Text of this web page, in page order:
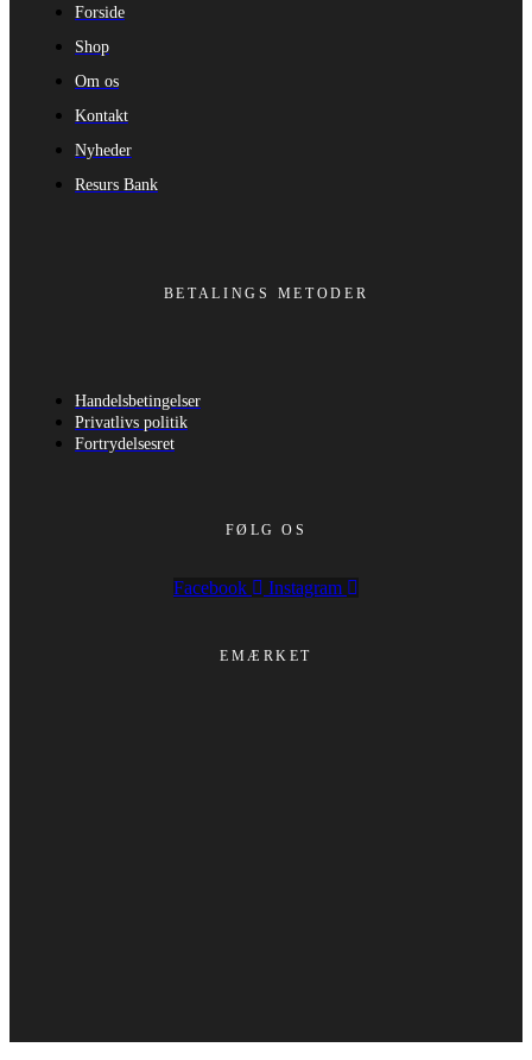
Forside
Shop
Om os
Kontakt
Nyheder
Resurs Bank
BETALINGS METODER
Handelsbetingelser
Privatlivs politik
Fortrydelsesret
FØLG OS
Facebook Instagram
EMÆRKET